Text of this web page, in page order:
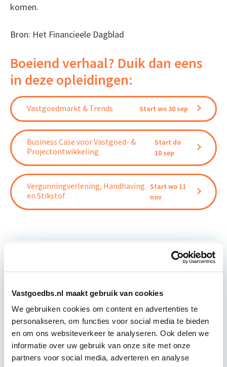
Vastgoedbs.nl maakt gebruik van cookies
We gebruiken cookies om content en advertenties te
personaliseren, om functies voor social media te bieden
en om ons websiteverkeer te analyseren. Ook delen we
informatie over uw gebruik van onze site met onze
partners voor social media, adverteren en analyse
komen.
Bron: Het Financieele Dagblad
Boeiend verhaal? Duik dan eens
in deze opleidingen:
Vastgoedmarkt & Trends Start wo 30 sep
Business Case voor Vastgoed- &
Projectontwikkeling
Start do
10 sep
Vergunningverlening, Handhaving
en Stikstof
Start wo 11
nov
Relevant bij dit artikel
Leer hoe je problemen voorkomt én hoe je (helaas
onvermijdelijke) incidentele juridische ongelukken
zo goed mogelijk zelf kunt afhandelen. Klassikaal
en online… Lees verder